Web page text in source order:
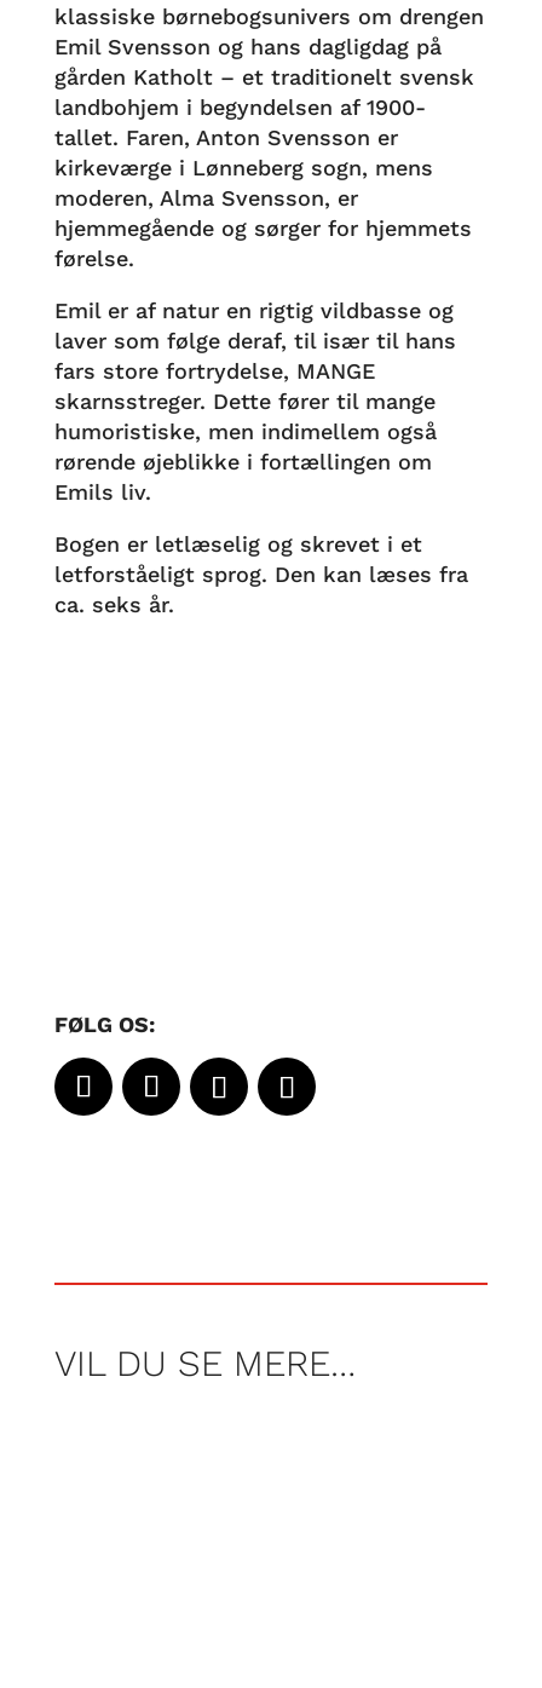
klassiske børnebogsunivers om drengen
Emil Svensson og hans dagligdag på
gården Katholt – et traditionelt svensk
landbohjem i begyndelsen af 1900-
tallet. Faren, Anton Svensson er
kirkeværge i Lønneberg sogn, mens
moderen, Alma Svensson, er
hjemmegående og sørger for hjemmets
førelse.
Emil er af natur en rigtig vildbasse og
laver som følge deraf, til især til hans
fars store fortrydelse, MANGE
skarnsstreger. Dette fører til mange
humoristiske, men indimellem også
rørende øjeblikke i fortællingen om
Emils liv.
Bogen er letlæselig og skrevet i et
letforståeligt sprog. Den kan læses fra
ca. seks år.
FØLG OS:
VIL DU SE MERE…